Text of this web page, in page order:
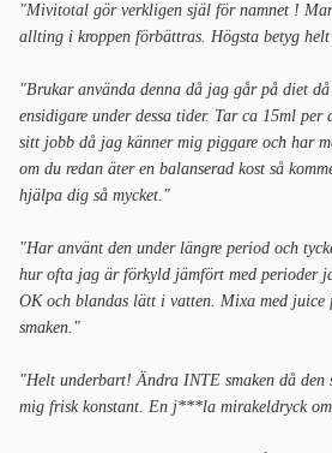
"Mivitotal gör verkligen själ för namnet !
allting i kroppen förbättras. Högsta betyg
"Brukar använda denna då jag går på diet
ensidigare under dessa tider. Tar ca 15ml
sitt jobb då jag känner mig piggare och har
om du redan äter en balanserad kost så
hjälpa dig så mycket."
"Har använt den under längre period och
hur ofta jag är förkyld jämfört med perioder
OK och blandas lätt i vatten. Mixa med
smaken."
"Helt underbart! Ändra INTE smaken då
mig frisk konstant. En j***la mirakeldryck